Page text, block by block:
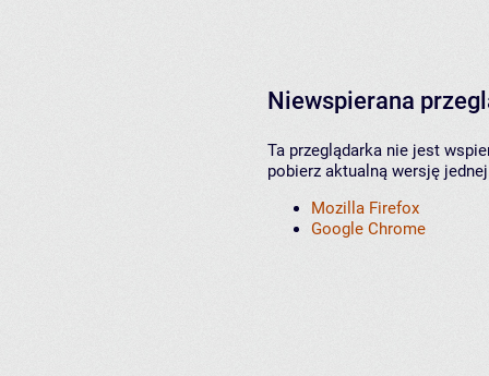
Niewspierana
Ta przeglądarka nie jest
pobierz aktualną wersję
Mozilla Firefox
Google Chrome